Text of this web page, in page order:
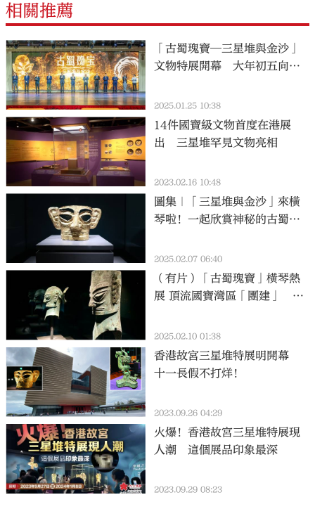
相關推薦
「古蜀瑰寶—三星堆與金沙」
文物特展開幕 大年初五向公
2025.01.25 10:38
14件國寶級文物首度在港展
出 三星堆罕見文物亮相
2023.02.16 10:48
圖集｜「三星堆與金沙」來橫
琴啦！一起欣賞神秘的古蜀瑰
2025.02.07 06:40
（有片）「古蜀瑰寶」橫琴熱
展 頂流國寶灣區「團建」 港
2025.02.10 01:38
香港故宮三星堆特展明開幕
十一長假不打烊！
2023.09.26 04:29
火爆！香港故宮三星堆特展現
人潮 這個展品印象最深
2023.09.29 08:23